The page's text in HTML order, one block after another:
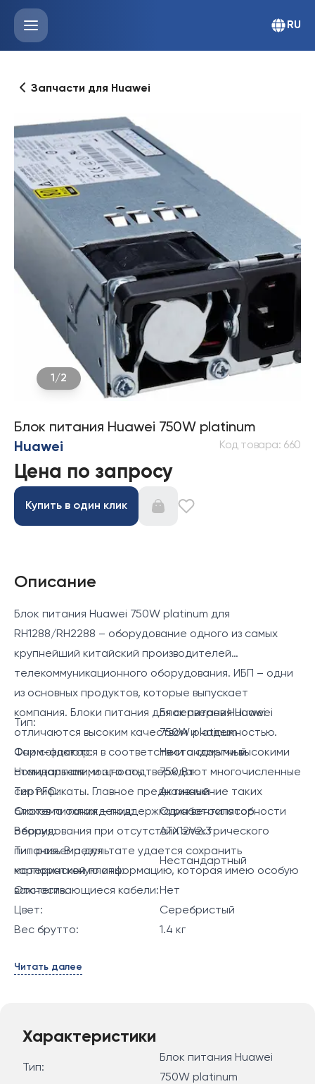
RU
Запчасти для Huawei
1 /2
Блок питания Huawei 750W platinum
Huawei
Код товара: 660
Цена по запросу
Купить в один клик
Описание
Блок питания Huawei 750W platinum для
RH1288/RH2288 – оборудование одного из самых
крупнейший китайский производителей
телекоммуникационного оборудования. ИБП – одни
из основных продуктов, которые выпускает
компания. Блоки питания для серверов Huawei
отличаются высоким качеством и надежностью.
Они создаются в соответствии с самыми высокими
стандартами, и это подтверждают многочисленные
сертификаты. Главное предназначение таких
блоков питания – поддержка работоспособности
оборудования при отсутствии электрического
питания. В результате удается сохранить
корпоративную информацию, которая имею особую
важность.
Тип:
Блок питания Huawei
750W platinum
Форм-фактор:
Нестандартный
Номинальная мощность:
750 Вт
Тип PFC:
Активный
Система охлаждения:
Один вентилятор
Версия:
ATX12V2.3
Тип разъема для
материнской платы:
Нестандартный
Отстегивающиеся кабели: Нет
Цвет:
Серебристый
Вес брутто:
1.4 кг
Читать далее
Характеристики
Тип:
Блок питания Huawei
750W platinum